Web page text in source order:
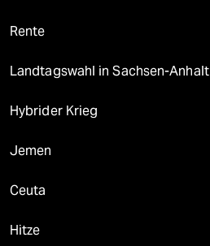
Rente
Landtagswahl in Sachsen-Anhalt
Hybrider Krieg
Jemen
Ceuta
Hitze